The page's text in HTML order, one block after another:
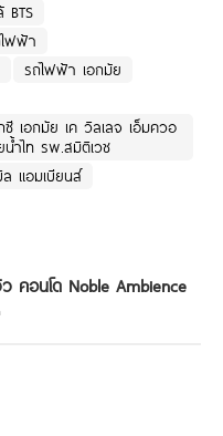
BTS
ไฟฟ้า
รถไฟฟ้า เอกมัย
เอกมัย เค วิลเลจ เอ็มควอ
ำไท รพ.สมิติเวช
ล แอมเบียนส์
ว คอนโด Noble Ambience